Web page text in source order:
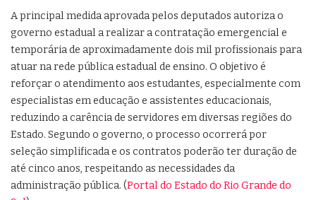
A principal medida aprovada pelos deputados autoriza o
governo estadual a realizar a contratação emergencial e
temporária de aproximadamente dois mil profissionais para
atuar na rede pública estadual de ensino. O objetivo é
reforçar o atendimento aos estudantes, especialmente com
especialistas em educação e assistentes educacionais,
reduzindo a carência de servidores em diversas regiões do
Estado. Segundo o governo, o processo ocorrerá por
seleção simplificada e os contratos poderão ter duração de
até cinco anos, respeitando as necessidades da
administração pública. (Portal do Estado do Rio Grande do